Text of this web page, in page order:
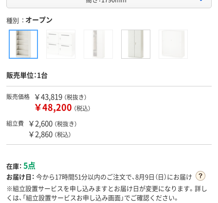
種別 オープン
販売単位：1台
販売価格 ￥43,819 （税抜き）
￥48,200 （税込）
組立費
￥2,600 （税抜き）
￥2,860 （税込）
在庫： 5点
お届け日： 今から17時間51分以内のご注文で、8月9日（日）にお届け
※組立設置サービスを申し込みますとお届け日が変更になります。詳し
くは、「組立設置サービスお申し込み画面」でご確認ください。